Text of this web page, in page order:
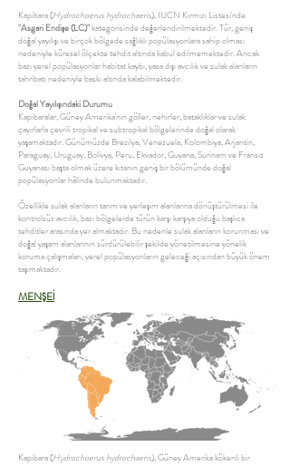
Kapibara (Hydrochoerus hydrochaeris), IUCN Kırmızı Listesi'nde
"Asgari Endişe (LC)"kategorisinde değerlendirilmektedir. Tür, geniş
doğal yayılışı ve birçok bölgede sağlıklı popülasyonlara sahip olması
nedeniyle küresel ölçekte tehdit altında kabul edilmemektedir. Ancak
bazı yerel popülasyonlar habitat kaybı, yasa dışı avcılık ve sulak alanların
tahribatı nedeniyle baskı altında kalabilmektedir.
Doğal Yayılışındaki Durumu
Kapibaralar, Güney Amerika'nın göller, nehirler, bataklıklar ve sulak
çayırlarla çevrili tropikal ve subtropikal bölgelerinde doğal olarak
yaşamaktadır. Günümüzde Brezilya, Venezuela, Kolombiya, Arjantin,
Paraguay, Uruguay, Bolivya, Peru, Ekvador, Guyana, Surinam ve Fransız
Guyanası başta olmak üzere kıtanın geniş bir bölümünde doğal
popülasyonlar hâlinde bulunmaktadır.
Özellikle sulak alanların tarım ve yerleşim alanlarına dönüştürülmesi ile
kontrolsüz avcılık, bazı bölgelerde türün karşı karşıya olduğu başlıca
tehditler arasında yer almaktadır. Bu nedenle sulak alanların korunması ve
doğal yaşam alanlarının sürdürülebilir şekilde yönetilmesine yönelik
koruma çalışmaları, yerel popülasyonların geleceği açısından büyük önem
taşımaktadır.
MENŞEİ
Kapibara (Hydrochoerus hydrochaeris), Güney Amerika kökenli bir